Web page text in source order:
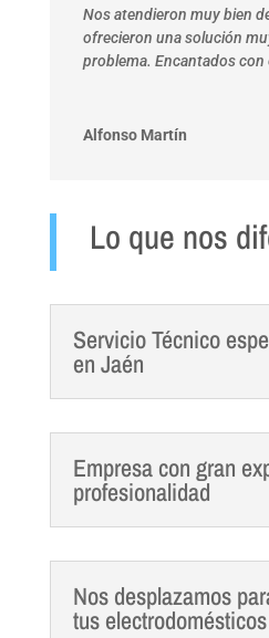
Nos atendieron muy bien
ofrecieron una solución
problema. Encantados con
Alfonso Martín
Lo que nos
Servicio Técnico
en Jaén
Empresa con gran
profesionalidad
Nos desplazamos
tus electrodomésticos